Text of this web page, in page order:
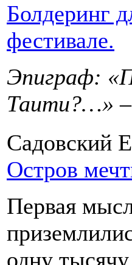
Болдеринг
фестивале.
Эпиграф:
Таити?…»
Садовский
Остров
Первая
одну